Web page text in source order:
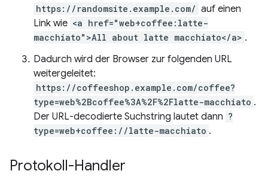
https://randomsite.example.com/ auf einen
Link wie <a href="web+coffee:latte-
macchiato">All about latte macchiato</a> .
Dadurch wird der Browser zur folgenden URL
weitergeleitet:
https://coffeeshop.example.com/coffee?
type=web%2Bcoffee%3A%2F%2Flatte-macchiato .
Der URL-decodierte Suchstring lautet dann ?
type=web+coffee://latte-macchiato .
Protokoll-Handler